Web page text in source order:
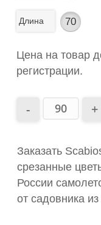
Длина 70
Цена на товар
регистрации.
Заказать
срезанные
России
от садовника